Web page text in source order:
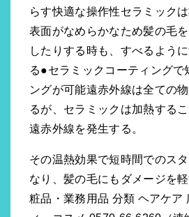
らす快適な操作性セラミック
表面がなめらかなため髪の毛
したりする時も、すべるよう
る●セラミックコーティングで
ングが可能遠赤外線は全ての
るが、セラミックは加熱する
遠赤外線を発生する。
その温熱効果で短時間でのス
なり、髪の毛にもダメージ
粧品・業務用品 分類 ヘアケア